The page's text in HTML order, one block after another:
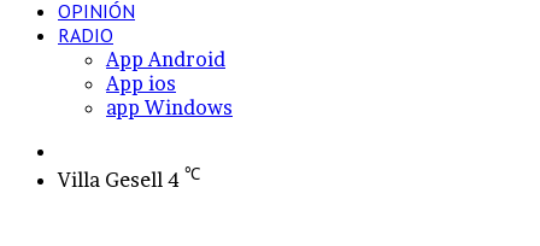
OPINIÓN
RADIO
App Android
App ios
app Windows
skin
Villa Gesell 4 ℃